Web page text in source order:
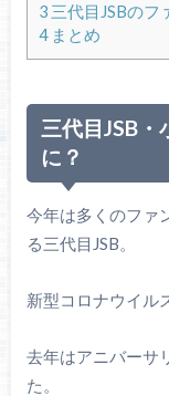
3三代目JSBのフ
4まとめ
三代目JSB
に？
今年は多くのファ
る三代目JSB。
新型コロナウイル
去年はアニバーサ
た。